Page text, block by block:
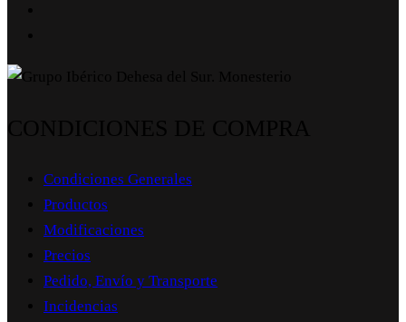
Condiciones Generales
Productos
Modificaciones
Precios
Pedido, Envío y Transporte
Incidencias